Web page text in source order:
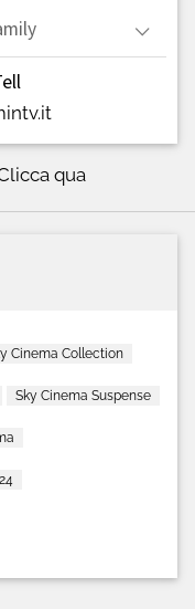
qua
Cinema Collection
Sky Cinema Suspense